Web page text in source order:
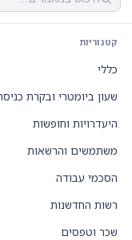
קטגוריות
כללי
שעון ביומטרי ובקרת
היעדרויות וחופשות
משתמשים והרשאות
הסכמי עבודה
רשות החדשנות
שכר וטפסים